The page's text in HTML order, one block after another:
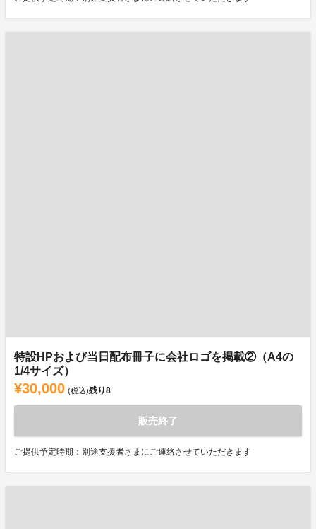
特設HPおよび当日配布冊子に会社ロゴを掲載②（A4の
1/4サイズ）
¥30,000 (税込)残り8
販売終了
ご提供予定時期：別途支援者さまにご連絡させていただきます